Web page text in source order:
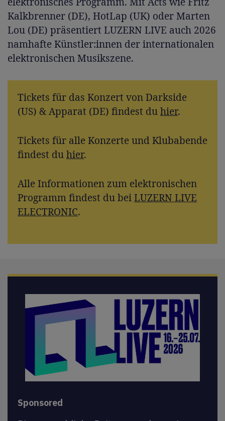
Kalkbrenner (DE), HotLap (UK) oder Marten
Lou (DE) präsentiert LUZERN LIVE auch 2026
namhafte Künstler:innen der internationalen
elektronischen Musikszene.
Tickets für das Konzert von Darkside
(US) & Apparat (DE) findest duhier.
Tickets für alle Konzerte und Klubabende
findest duhier.
Alle Informationen zum elektronischen
Programm findest du beiLUZERN LIVE
ELECTRONIC.
Sponsored